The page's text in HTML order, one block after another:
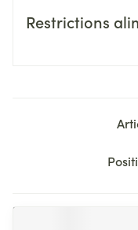
Restrictions
Trier